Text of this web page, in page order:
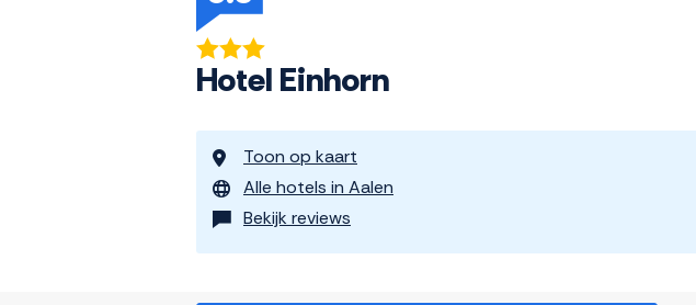
Hotel Einhorn
Toon op kaart
Alle hotels in Aalen
Bekijk reviews